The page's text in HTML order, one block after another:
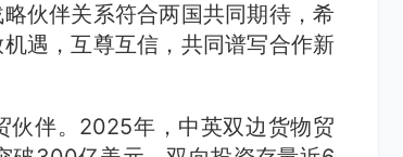
伙伴关系符合两国共同期待，希
遇，互尊互信，共同谱写合作新
伙伴。2025年，中英双边货物贸